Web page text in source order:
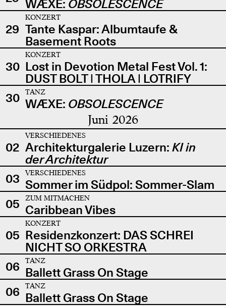
WÆXE: OBSOLESCENCE
29
KONZERT
Tante Kaspar: Albumtaufe &
Basement Roots
30
KONZERT
Lost in Devotion Metal Fest Vol. 1:
DUST BOLT | THOLA | LOTRIFY
30
TANZ
WÆXE: OBSOLESCENCE
Juni 2026
02
VERSCHIEDENES
Architekturgalerie Luzern: KI in
der Architektur
03
VERSCHIEDENES
Sommer im Südpol: Sommer-Slam
05
ZUM MITMACHEN
Caribbean Vibes
05
KONZERT
Residenzkonzert: DAS SCHREI
NICHT SO ORKESTRA
06
TANZ
Ballett Grass On Stage
06
TANZ
Ballett Grass On Stage